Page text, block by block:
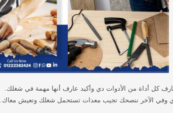
كل أداة من الأدوات دي وأكيد عارف أنها مهمة في شغلك.
دي وفي الآخر ننصحك تجيب معدات تستحمل شغلك وتعيش معاك.